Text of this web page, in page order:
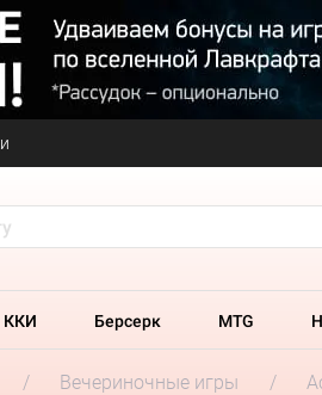
ККИ Берсерк MTG
Вечериночные игры